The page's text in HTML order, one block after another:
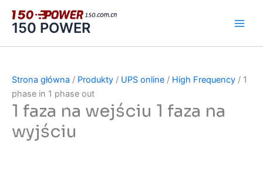
容
150 POWER
Strona główna / Produkty / UPS online / High Frequency / 1
phase in 1 phase out
1 faza na wejściu 1 faza na
wyjściu